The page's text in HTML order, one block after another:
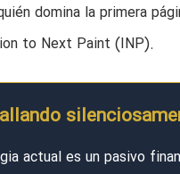
domina la primera
to Next Paint (INP).
actual es un pasivo